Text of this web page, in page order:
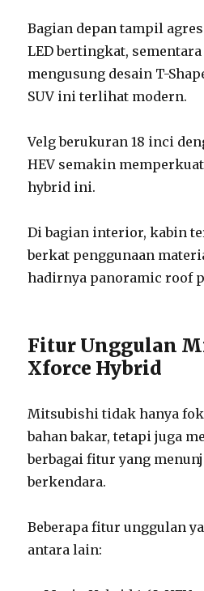
Bagian depan tampil
LED bertingkat,
mengusung desain T-
SUV ini terlihat modern.
Velg berukuran 18 inci
HEV semakin
hybrid ini.
Di bagian interior, kabin
berkat penggunaan
hadirnya panoramic roof
Fitur Unggulan
Xforce Hybrid
Mitsubishi tidak hanya
bahan bakar, tetapi juga
berbagai fitur yang
berkendara.
Beberapa fitur unggulan
antara lain: